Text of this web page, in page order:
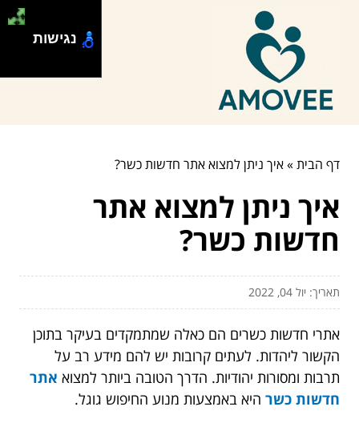
דף הבית»איך ניתן למצוא אתר חדשות כשר?
איך ניתן למצוא אתר
חדשות כשר?
תאריך: יול 04, 2022
אתרי חדשות כשרים הם כאלה שמתמקדים בעיקר בתוכן
הקשור ליהדות. לעתים קרובות יש להם מידע רב על
תרבות ומסורות יהודיות. הדרך הטובה ביותר למצוא אתר
חדשות כשר היא באמצעות מנוע החיפוש גוגל.
נגישות